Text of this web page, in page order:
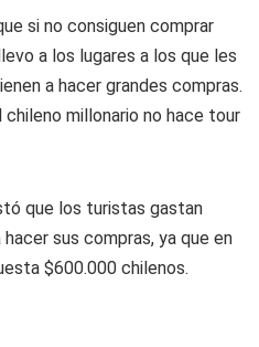
si no consiguen comprar
a los lugares a los que les
a hacer grandes compras.
millonario no hace tour
que los turistas gastan
sus compras, ya que en
$600.000 chilenos.